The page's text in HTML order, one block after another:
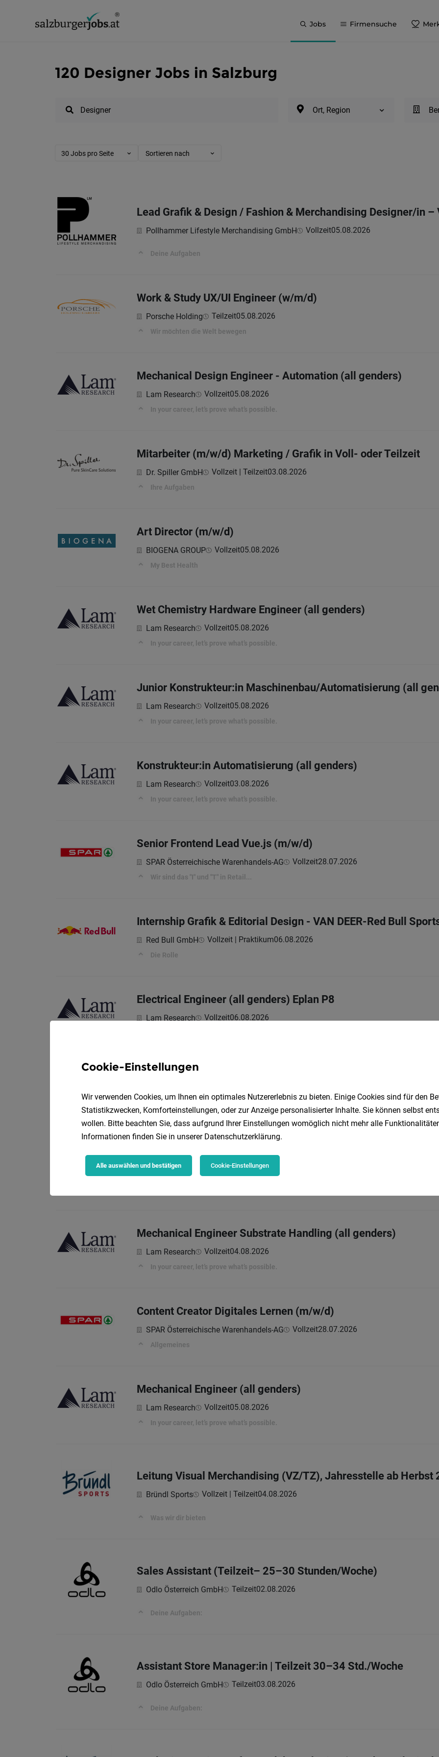
Jobs Firmensuche
120 Designer Jobs in Salzburg
Ort, Region
30 Jobs pro Seite Sortieren nach
Lead Grafik & Design / Fashion & Merchandising Designer/in –
Pollhammer Lifestyle Merchandising GmbH Vollzeit05.08.2026
Deine Aufgaben
Work & Study UX/UI Engineer (w/m/d)
Porsche Holding Teilzeit05.08.2026
Wir möchten die Welt bewegen
Mechanical Design Engineer - Automation (all genders)
Lam Research Vollzeit05.08.2026
In your career, let’s prove what’s possible.
Mitarbeiter (m/w/d) Marketing / Grafik in Voll- oder Teilzeit
Dr. Spiller GmbH Vollzeit | Teilzeit03.08.2026
Ihre Aufgaben
Art Director (m/w/d)
BIOGENA GROUP Vollzeit05.08.2026
My Best Health
Wet Chemistry Hardware Engineer (all genders)
Lam Research Vollzeit05.08.2026
In your career, let’s prove what’s possible.
Junior Konstrukteur:in Maschinenbau/Automatisierung (all
Lam Research Vollzeit05.08.2026
In your career, let’s prove what’s possible.
Konstrukteur:in Automatisierung (all genders)
Lam Research Vollzeit03.08.2026
In your career, let’s prove what’s possible.
Senior Frontend Lead Vue.js​ (m/w/d)
SPAR Österreichische Warenhandels-AG Vollzeit28.07.2026
Wir sind das "I" und "T" in Retail...
Internship Grafik & Editorial Design - VAN DEER-Red Bull
Red Bull GmbH Vollzeit | Praktikum06.08.2026
Die Rolle
Electrical Engineer (all genders) Eplan P8
Lam Research Vollzeit06.08.2026
Fluid Engineer (all genders)
Lam Research Vollzeit05.08.2026
In your career, let’s prove what’s possible.
Software Test Engineer (f/m/d)
COPA-DATA Headquarters 04.08.2026
Mechanical Engineer Substrate Handling (all genders)
Lam Research Vollzeit04.08.2026
In your career, let’s prove what’s possible.
Content Creator Digitales Lernen (m/w/d)
SPAR Österreichische Warenhandels-AG Vollzeit28.07.2026
Allgemeines
Mechanical Engineer (all genders)
Lam Research Vollzeit05.08.2026
In your career, let’s prove what’s possible.
Leitung Visual Merchandising (VZ/TZ), Jahresstelle ab Herbst
Bründl Sports Vollzeit | Teilzeit04.08.2026
Was wir dir bieten
Sales Assistant (Teilzeit– 25–30 Stunden/Woche)
Odlo Österreich GmbH Teilzeit02.08.2026
Deine Aufgaben:
Assistant Store Manager:in | Teilzeit 30–34 Std./Woche
Odlo Österreich GmbH Teilzeit03.08.2026
Deine Aufgaben:
Cookie-Einstellungen
Wir verwenden Cookies, um Ihnen ein optimales Nutzererlebnis zu bieten. Einige Cookies sind für den
Statistikzwecken, Komforteinstellungen, oder zur Anzeige personalisierter Inhalte. Sie können selbst
wollen. Bitte beachten Sie, dass aufgrund Ihrer Einstellungen womöglich nicht mehr alle
Informationen finden Sie in unserer Datenschutzerklärung.
Alle auswählen und bestätigen Cookie-Einstellungen